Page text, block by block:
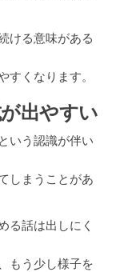
ける意味がある
くなります。
出やすい
いう認識が伴い
しまうことがあ
る話は出しにく
もう少し様子を